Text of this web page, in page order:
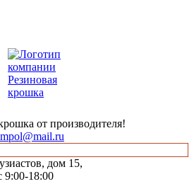
от производителя!
дом 15,
9:00-18:00